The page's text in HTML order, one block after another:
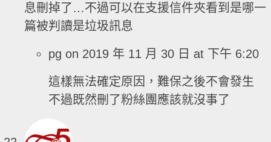
息刪掉了…不過可以在支援信件夾看到是哪一
篇被判讀是垃圾訊息
pg on 2019 年 11 月 30 日 at 下午 6:20
這樣無法確定原因，難保之後不會發生
不過既然刪了粉絲團應該就沒事了